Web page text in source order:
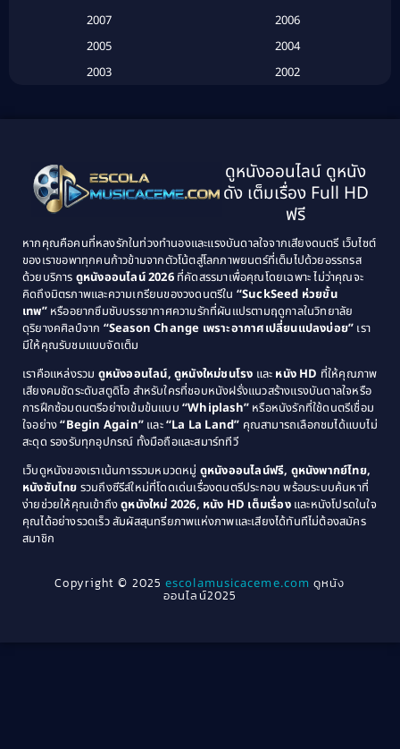
Classic หนังคลาสสิก(25)
Classic หนังคลาสสิก(134)
Classic หนังคลาสสิก(21)
Comedy ตลก(515)
Comedy ตลก(46)
Coming of Age ก้าวพ้นวัย(1)
Coming-of-Age(3)
Community(1)
Crime อาชญากรรม(289)
Cult Film(4)
2007
2006
2005
2004
2003
2002
1995
1994
1993
1992
1989
1988
1987
1986
1985
1984
1983
1982
1979
1978
1976
1975
1974
1971
1970
1969
1968
1964
1963
1940
ดูหนังออนไลน์ ดูหนัง
ดัง เต็มเรื่อง Full HD
ฟรี
หากคุณคือคนที่หลงรักในท่วงทำนองและแรงบันดาลใจจากเสียงดนตรี เว็บไซต์
ของเราขอพาทุกคนก้าวข้ามจากตัวโน้ตสู่โลกภาพยนตร์ที่เต็มไปด้วยอรรถรส
ด้วยบริการ ดูหนังออนไลน์ 2026ที่คัดสรรมาเพื่อคุณโดยเฉพาะ ไม่ว่าคุณจะ
คิดถึงมิตรภาพและความเกรียนของวงดนตรีใน “SuckSeed ห่วยขั้น
เทพ”หรืออยากซึมซับบรรยากาศความรักที่ผันแปรตามฤดูกาลในวิทยาลัย
ดุริยางคศิลป์จาก “Season Change เพราะอากาศเปลี่ยนแปลงบ่อย” เรา
มีให้คุณรับชมแบบจัดเต็ม
เราคือแหล่งรวม ดูหนังออนไลน์, ดูหนังใหม่ชนโรง และ หนัง HD ที่ให้คุณภาพ
เสียงคมชัดระดับสตูดิโอ สำหรับใครที่ชอบหนังฝรั่งแนวสร้างแรงบันดาลใจหรือ
การฝึกซ้อมดนตรีอย่างเข้มข้นแบบ “Whiplash” หรือหนังรักที่ใช้ดนตรีเชื่อม
ใจอย่าง“Begin Again” และ“La La Land” คุณสามารถเลือกชมได้แบบไม่
สะดุด รองรับทุกอุปกรณ์ ทั้งมือถือและสมาร์ททีวี
เว็บดูหนังของเราเน้นการรวมหมวดหมู่ ดูหนังออนไลน์ฟรี, ดูหนังพากย์ไทย,
หนังซับไทย รวมถึงซีรีส์ใหม่ที่โดดเด่นเรื่องดนตรีประกอบ พร้อมระบบค้นหาที่
ง่ายช่วยให้คุณเข้าถึงดูหนังใหม่ 2026, หนัง HD เต็มเรื่องและหนังโปรดในใจ
คุณได้อย่างรวดเร็ว สัมผัสสุนทรียภาพแห่งภาพและเสียงได้ทันทีไม่ต้องสมัคร
สมาชิก
Copyright © 2025escolamusicaceme.com ดูหนัง
ออนไลน์2025